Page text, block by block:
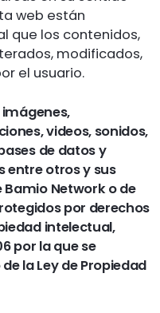
web están
que los contenidos,
modificados,
el usuario.
videos, sonidos,
de datos y
entre otros y sus
Network o de
por derechos
intelectual,
por la que se
la Ley de Propiedad